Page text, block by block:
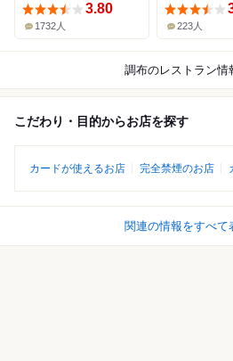
3.80
1732人 223人
調布のレストラン情
こだわり・目的からお店を探す
カードが使えるお店 完全禁煙のお店
関連の情報をすべて